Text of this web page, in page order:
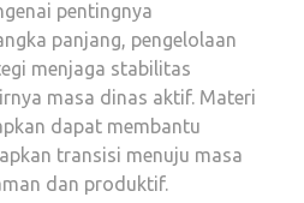
pentingnya
panjang, pengelolaan
menjaga stabilitas
masa dinas aktif. Materi
dapat membantu
transisi menuju masa
dan produktif.